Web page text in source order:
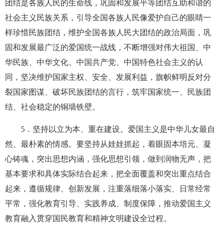
团结是各族人民的生命线，巩固和发展平等团结互助和谐的
社会主义民族关系，引导全国各族人民像爱护自己的眼睛一
样珍惜民族团结，维护全国各族人民大团结的政治局面，巩
固和发展最广泛的爱国统一战线，不断增强对伟大祖国、中
华民族、中华文化、中国共产党、中国特色社会主义的认
同，坚决维护国家主权、安全、发展利益，旗帜鲜明反对分
裂国家图谋、破坏民族团结的言行，筑牢国家统一、民族团
结、社会稳定的铜墙铁壁。
5 ．坚持以立为本、重在建设。爱国主义是中华儿女最自
然、最朴素的情感。要坚持从娃娃抓起，着眼固本培元、凝
心铸魂，突出思想内涵，强化思想引领，做到润物无声，把
基本要求和具体实际结合起来，把全面覆盖和突出重点结合
起来，遵循规律、创新发展，注重落细落小落实、日常经常
平常，强化教育引导、实践养成、制度保障，推动爱国主义
教育融入贯穿国民教育和精神文明建设全过程。